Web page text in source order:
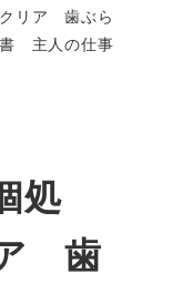
リア 歯ぶら
主人の仕事
処
歯